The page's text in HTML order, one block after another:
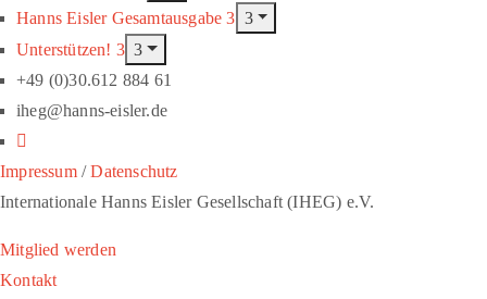
Hanns Eisler Gesamtausgabe
Unterstützen!
+49 (0)30.612 884 61
iheg@hanns-eisler.de
Impressum/Datenschutz
Internationale Hanns Eisler Gesellschaft (IHEG) e.V.
Mitglied werden
Kontakt